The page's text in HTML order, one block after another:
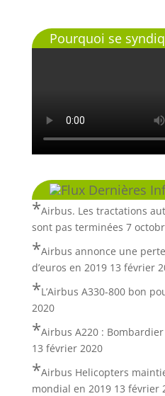
Pourquoi se
Dernières
Airbus. Les tractations
sont pas terminées 7
Airbus annonce une
d’euros en 2019 13 février
L’Airbus A330-800 bon
2020
Airbus A220 :
13 février 2020
Airbus Helicopters
mondial en 2019 13 février